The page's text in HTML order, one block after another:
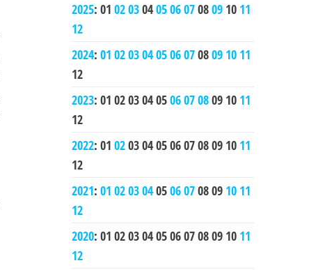
2025: 01 0203040506070809 10 11
12
2024: 01 0203040506070809 10 11
12
2023: 01 0203040506070809 10 11
12
2022: 01 0203040506070809 10 11
12
2021: 01 0203040506070809 10 11
12
2020: 01 0203040506070809 10 11
12